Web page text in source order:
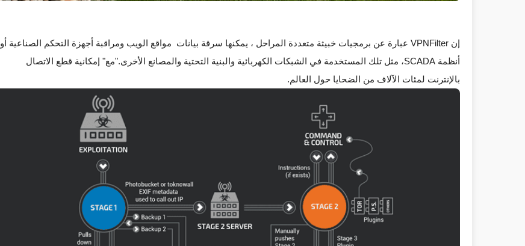
إن VPNFilter عبارة عن برمجيات خبيثة متعددة المراحل ، يمكنها سرقة بيانات مو
قع الويب ومراقبة أجهزة التحكم الصناعية أو
أنظمة SCADA
، مثل تلك المستخدمة في الشبكات الكهربائية والبنية التحتية والمصانع الأخرى."مع" إمكانية قطع الاتصال
بالإنترنت لمئات الآلاف من الضحايا حول العالم.